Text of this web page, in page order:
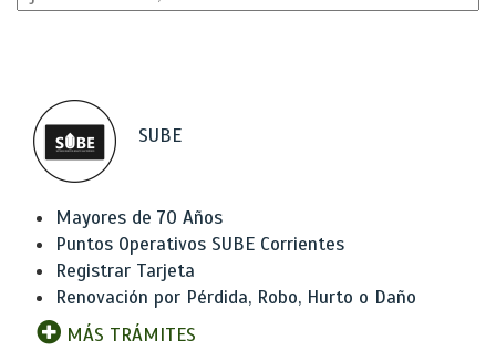
SUBE
Mayores de 70 Años
Puntos Operativos SUBE Corrientes
Registrar Tarjeta
Renovación por Pérdida, Robo, Hurto o Daño
MÁS TRÁMITES